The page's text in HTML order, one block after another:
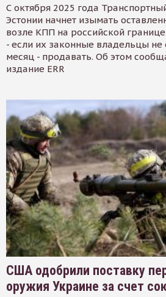
С октября 2025 года
Эстонии начнет изымать
возле КПП на российской
- если их законные владельцы не
месяц - продавать. Об этом
издание ERR
США одобрили поставку
оружия Украине за счет